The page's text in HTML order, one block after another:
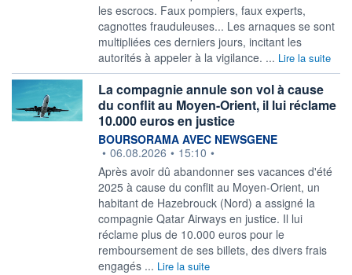
les escrocs. Faux pompiers, faux experts,
cagnottes frauduleuses... Les arnaques se sont
multipliées ces derniers jours, incitant les
autorités à appeler à la vigilance. ... Lire la suite
La compagnie annule son vol à cause
du conflit au Moyen-Orient, il lui réclame
10.000 euros en justice
information fournie par
BOURSORAMA AVEC NEWSGENE
• 06.08.2026 • 15:10 •
Après avoir dû abandonner ses vacances d'été
2025 à cause du conflit au Moyen-Orient, un
habitant de Hazebrouck (Nord) a assigné la
compagnie Qatar Airways en justice. Il lui
réclame plus de 10.000 euros pour le
remboursement de ses billets, des divers frais
engagés ... Lire la suite